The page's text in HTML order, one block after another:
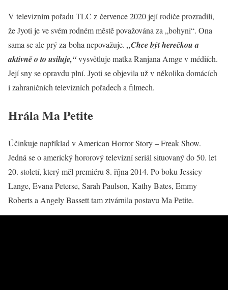
V televizním pořadu TLC z července 2020 její rodiče prozradili,
že Jyoti je ve svém rodném městě považována za „bohyni“. Ona
sama se ale prý za boha nepovažuje. „Chce být herečkou a
aktivně o to usiluje,“vysvětluje matka Ranjana Amge v médiích.
Její sny se opravdu plní. Jyoti se objevila už v několika domácích
i zahraničních televizních pořadech a filmech.
Hrála Ma Petite
Účinkuje například v American Horror Story – Freak Show.
Jedná se o americký hororový televizní seriál situovaný do 50. let
20. století, který měl premiéru 8. října 2014. Po boku Jessicy
Lange, Evana Peterse, Sarah Paulson, Kathy Bates, Emmy
Roberts a Angely Bassett tam ztvárnila postavu Ma Petite.